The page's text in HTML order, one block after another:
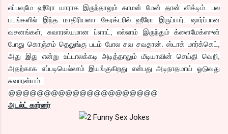
எப்பவுமே ஹீரோ யாராக இருந்தாலும் காமன் மேன் தான் விக்டிம். பல
படங்களில் இந்த மாதிரியனா கேரக்டரில் ஹீரோ இருப்பார். ஷார்ப்பான
வசனங்கள், சுவாரஸ்யமான ப்ளாட், எல்லாம் இருந்தும் க்ளைமேக்ஸுன்
போது கொஞ்சம் தெலுங்கு படம் போல சவ சவதான். ஸ்டாக் மார்க்கெட்,
அது இது என்று உட்டாலக்கடி அடித்தாலும் மீடியாவின் செய்தி வெறி,
அதற்காக எப்படியெல்லாம் இயங்குகிறது என்பது அடிநாதமாய் ஓடுவது
சுவாரஸ்யம்.
@@@@@@@@@@@@@@@@@@@@@
அடல்ட் கார்னர்